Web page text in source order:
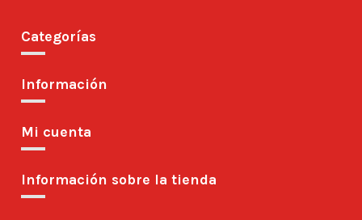
Categorías
Información
Mi cuenta
Información sobre la tienda